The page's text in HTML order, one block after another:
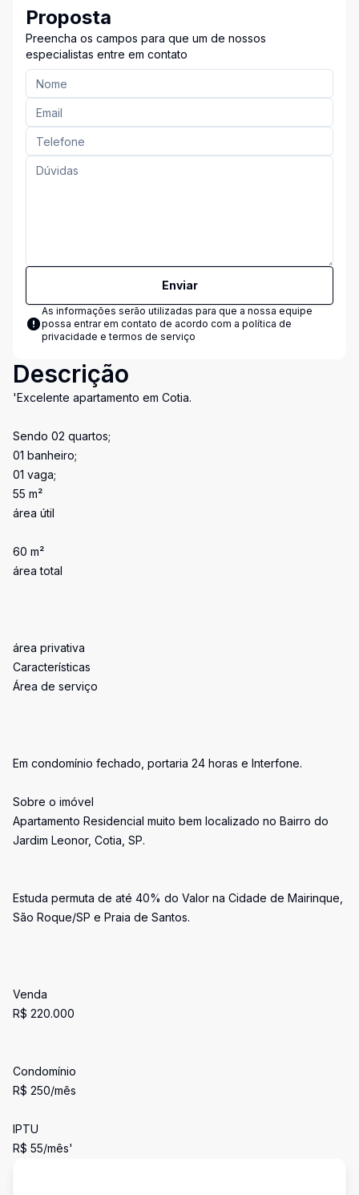
Proposta
Preencha os campos para que um de nossos
especialistas entre em contato
Enviar
As informações serão utilizadas para que a nossa equipe
possa entrar em contato de acordo com a política de
privacidade e termos de serviço
Descrição
'Excelente apartamento em Cotia.
Sendo 02 quartos;
01 banheiro;
01 vaga;
55 m²
área útil
60 m²
área total
área privativa
Características
Área de serviço
Em condomínio fechado, portaria 24 horas e Interfone.
Sobre o imóvel
Apartamento Residencial muito bem localizado no Bairro do
Jardim Leonor, Cotia, SP.
Estuda permuta de até 40% do Valor na Cidade de Mairinque,
São Roque/SP e Praia de Santos.
Venda
R$ 220.000
Condomínio
R$ 250/mês
IPTU
R$ 55/mês'